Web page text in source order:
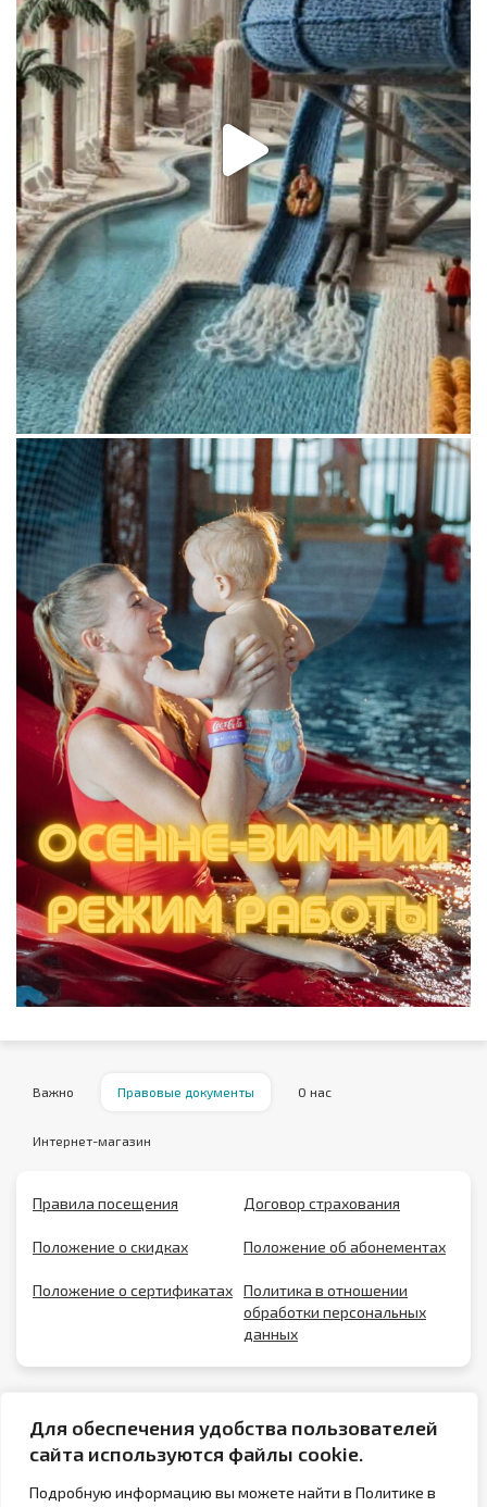
Для обеспечения удобства пользователей
сайта используются файлы cookie.
Подробную информацию вы можете найти в Политике в
Важно Правовые документы О нас
Интернет-магазин
Правила посещения Договор страхования
Положение о скидках Положение об абонементах
Положение о сертификатах Политика в отношении
обработки персональных
данных